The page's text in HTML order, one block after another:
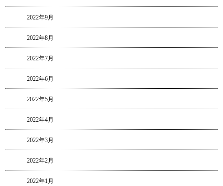
2022年9月
2022年8月
2022年7月
2022年6月
2022年5月
2022年4月
2022年3月
2022年2月
2022年1月